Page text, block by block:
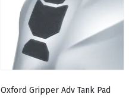
Oxford Gripper Adv Tank Pad